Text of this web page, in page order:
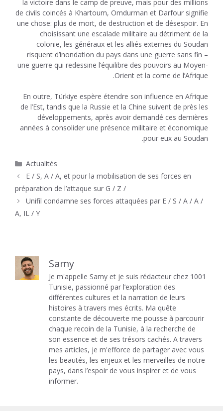
la victoire dans le camp de preuve, mais pour des millions
de civils coincés à Khartoum, Omdurman et Darfour signifie
une chose: plus de mort, de destruction et de désespoir. En
choisissant une escalade militaire au détriment de la
colonie, les généraux et les alliés externes du Soudan
risquent d’inondation du pays dans une guerre sans fin –
une guerre qui redessine l’équilibre des pouvoirs au Moyen-
Orient et la corne de l’Afrique.
En outre, Türkiye espère étendre son influence en Afrique
de l’Est, tandis que la Russie et la Chine suivent de près les
développements, après avoir demandé ces dernières
années à consolider une présence militaire et économique
pour eux au Soudan.
Catégories
Actualités
E / S, A / A, et pour la mobilisation de ses forces en
préparation de l’attaque sur G / Z /
Unifil condamne ses forces attaquées par E / S / A / A /
A, IL / Y
Samy
Je m'appelle Samy et je suis rédacteur chez 1001
Tunisie, passionné par l’exploration des
différentes cultures et la narration de leurs
histoires à travers mes écrits. Ma quête
constante de découverte me pousse à parcourir
chaque recoin de la Tunisie, à la recherche de
son essence et de ses trésors cachés. A travers
mes articles, je m'efforce de partager avec vous
les beautés, les enjeux et les merveilles de notre
pays, dans l’espoir de vous inspirer et de vous
informer.